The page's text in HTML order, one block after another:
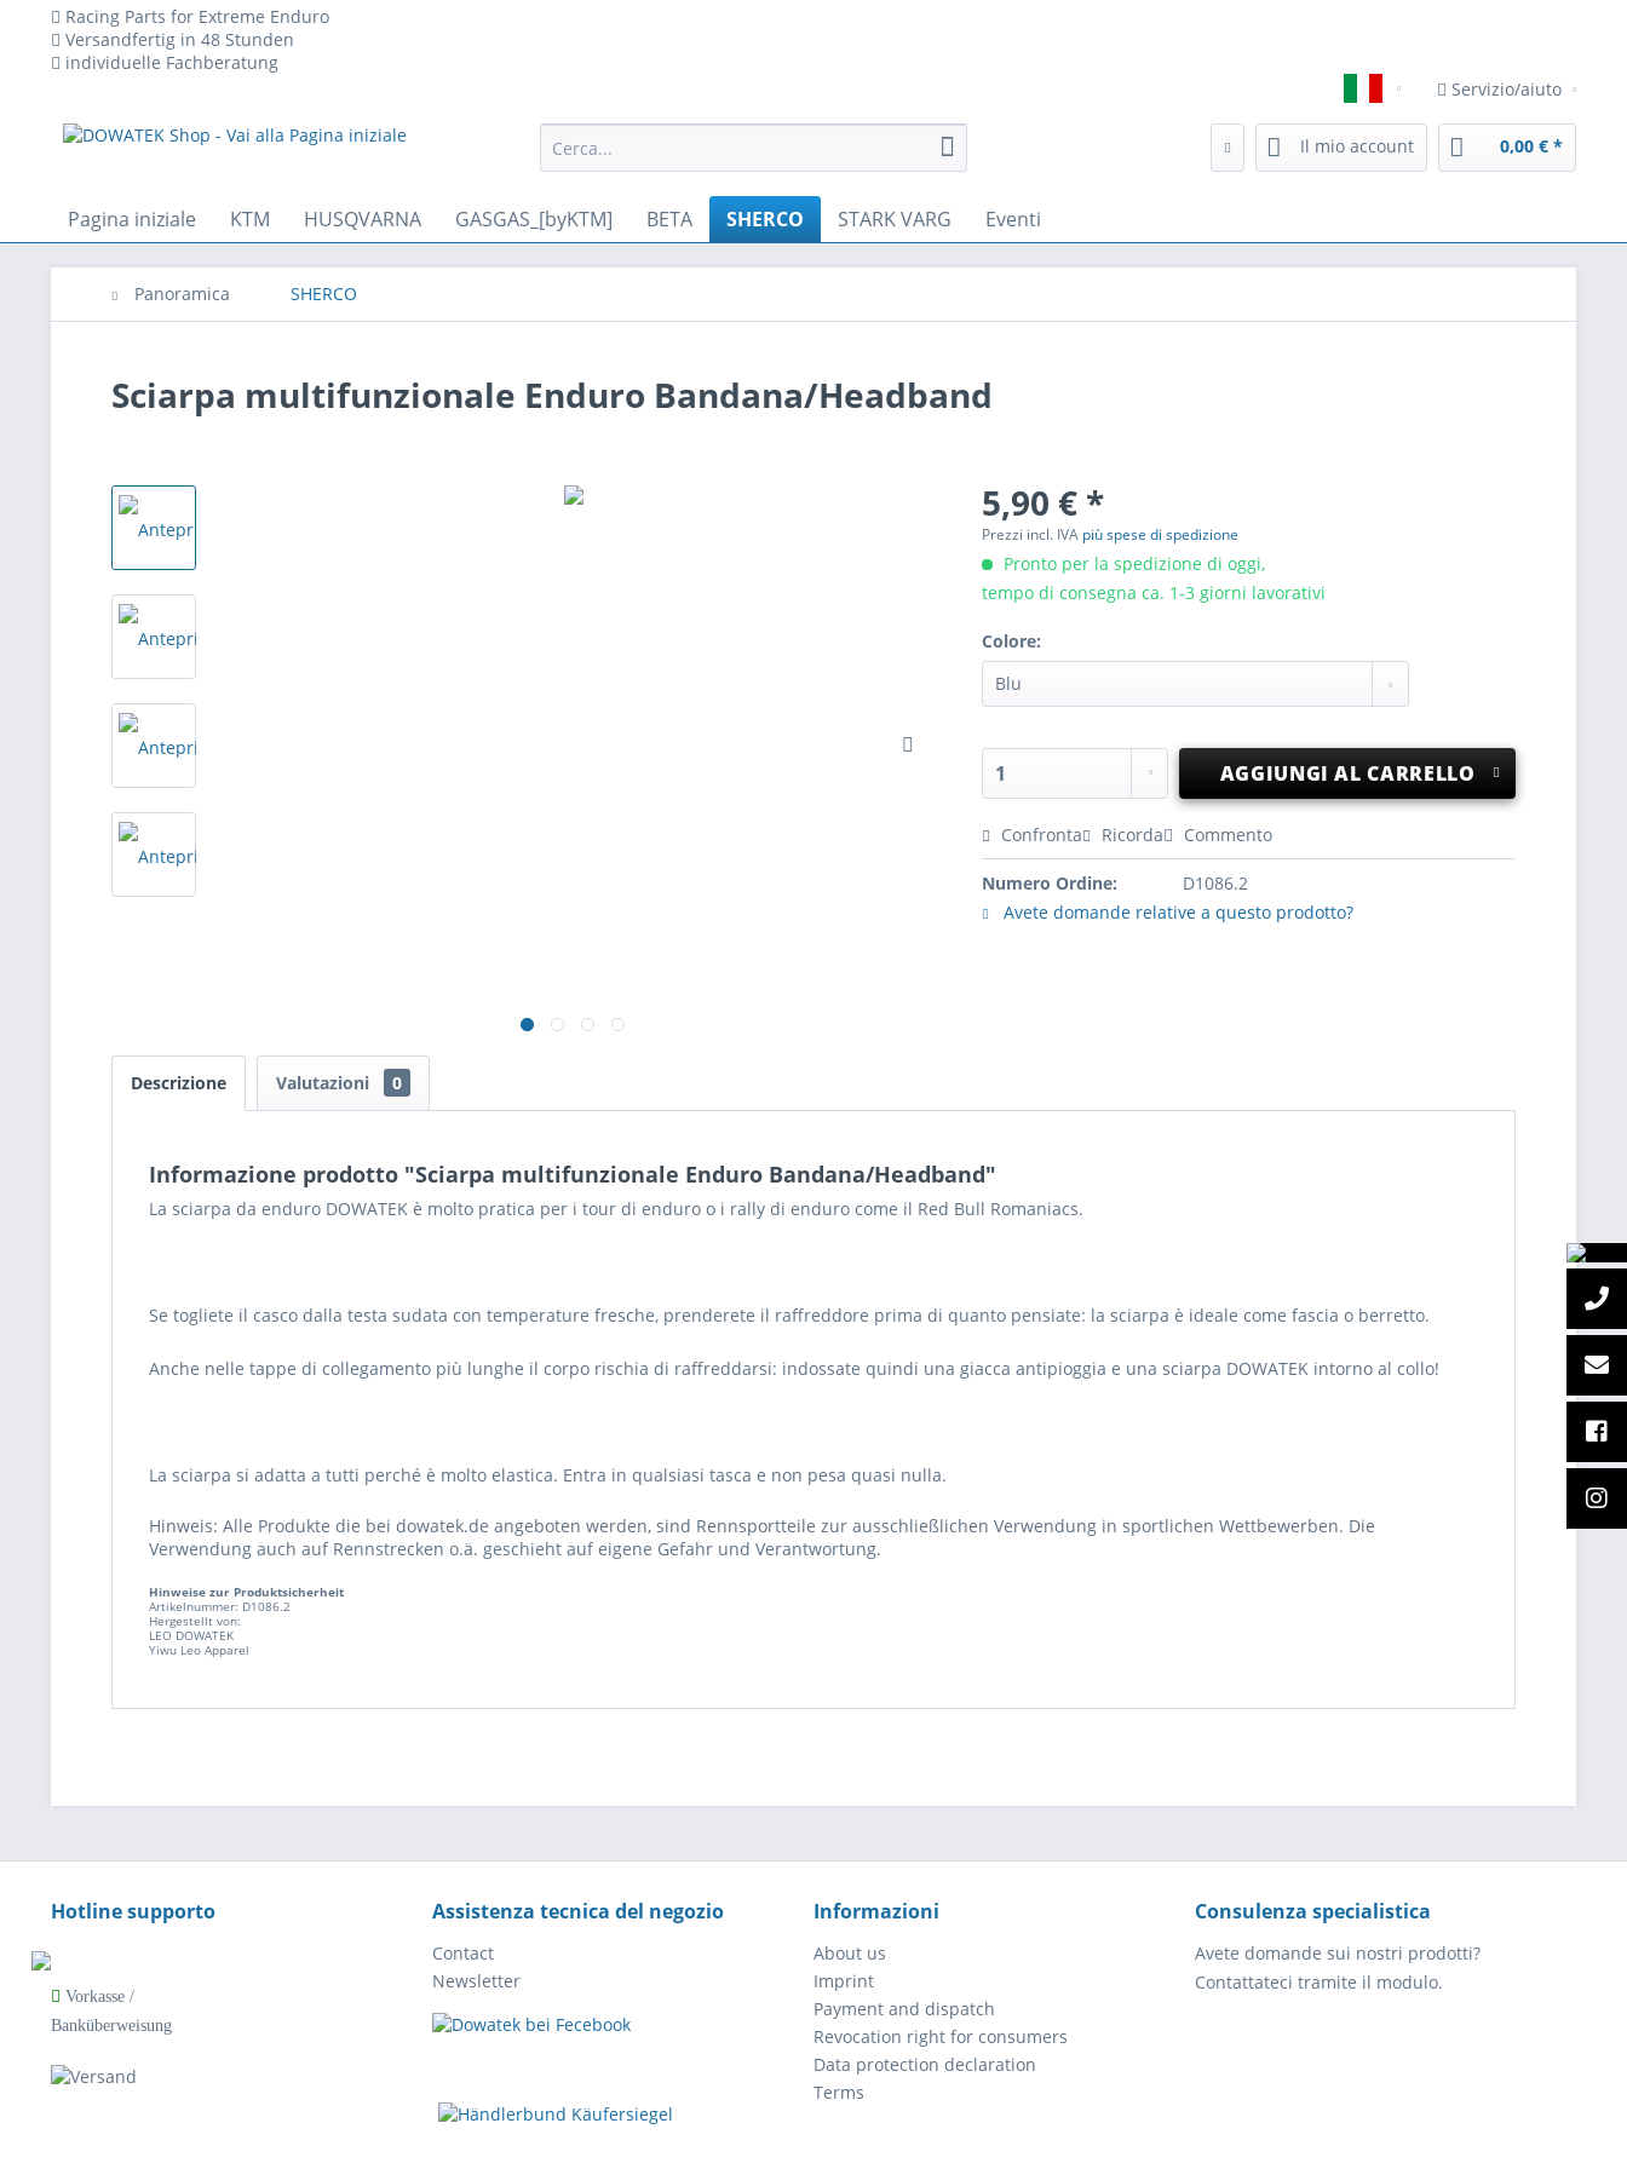
Racing Parts for Extreme Enduro
Versandfertig in 48 Stunden
individuelle Fachberatung
Italiano Servizio/aiuto
Il mio account 0,00 € *
Pagina iniziale KTM HUSQVARNA GASGAS_[byKTM] BETA SHERCO STARK VARG Eventi
Panoramica SHERCO
Sciarpa multifunzionale Enduro Bandana/Headband
5,90 € *
Prezzi incl. IVA più spese di spedizione
Pronto per la spedizione di oggi,
tempo di consegna ca. 1-3 giorni lavorativi
Colore:
AGGIUNGI AL CARRELLO
Confronta Ricorda Commento
Numero Ordine:
D1086.2
Avete domande relative a questo prodotto?
Descrizione Valutazioni 0
Informazione prodotto "Sciarpa multifunzionale Enduro Bandana/Headband"
La sciarpa da enduro DOWATEK è molto pratica per i tour di enduro o i rally di enduro come il Red Bull Romaniacs.
Se togliete il casco dalla testa sudata con temperature fresche, prenderete il raffreddore prima di quanto pensiate: la sciarpa è ideale come fascia o berretto.
Anche nelle tappe di collegamento più lunghe il corpo rischia di raffreddarsi: indossate quindi una giacca antipioggia e una sciarpa DOWATEK intorno al collo!
La sciarpa si adatta a tutti perché è molto elastica. Entra in qualsiasi tasca e non pesa quasi nulla.
Hinweis: Alle Produkte die bei dowatek.de angeboten werden, sind Rennsportteile zur ausschließlichen Verwendung in sportlichen Wettbewerben. Die
Verwendung auch auf Rennstrecken o.ä. geschieht auf eigene Gefahr und Verantwortung.
Hinweise zur Produktsicherheit
Artikelnummer: D1086.2
Hergestellt von:
LEO DOWATEK
Yiwu Leo Apparel
Hotline supporto
Vorkasse /
Banküberweisung
Assistenza tecnica del negozio
Contact
Newsletter
Informazioni
About us
Imprint
Payment and dispatch
Revocation right for consumers
Data protection declaration
Terms
Consulenza specialistica
Avete domande sui nostri prodotti?
Contattateci tramite il modulo.